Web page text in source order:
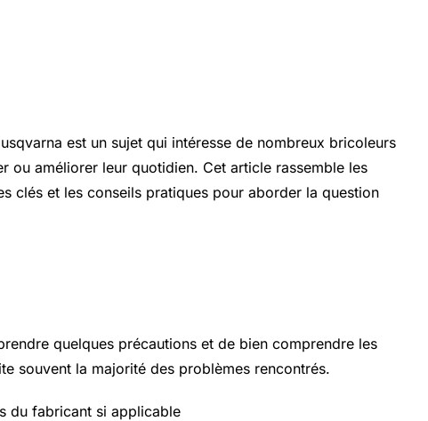
est un sujet qui intéresse de nombreux bricoleurs
ou améliorer leur quotidien. Cet article rassemble les
clés et les conseils pratiques pour aborder la question
quelques précautions et de bien comprendre les
souvent la majorité des problèmes rencontrés.
du fabricant si applicable